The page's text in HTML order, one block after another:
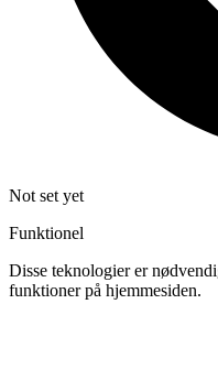
Not set yet
Funktionel
Disse teknologier er
funktioner på hjemmesiden.